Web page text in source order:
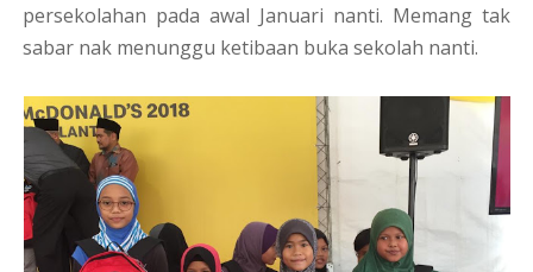
persekolahan pada awal Januari nanti. Memang tak
sabar nak menunggu ketibaan buka sekolah nanti.